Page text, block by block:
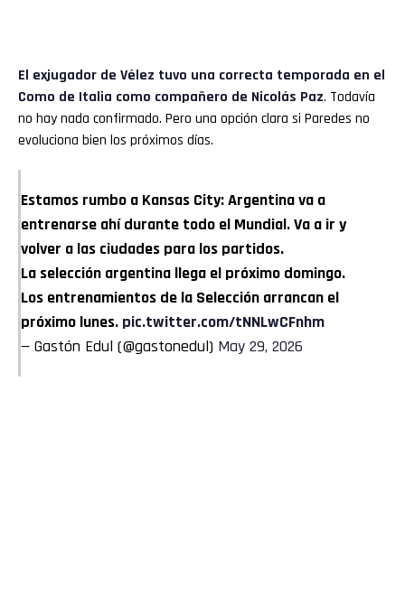
El exjugador de Vélez tuvo una correcta temporada en el
Como de Italia como compañero de Nicolás Paz. Todavía
no hay nada confirmado. Pero una opción clara si Paredes no
evoluciona bien los próximos días.
Estamos rumbo a Kansas City: Argentina va a
entrenarse ahí durante todo el Mundial. Va a ir y
volver a las ciudades para los partidos.
La selección argentina llega el próximo domingo.
Los entrenamientos de la Selección arrancan el
próximo lunes. pic.twitter.com/tNNLwCFnhm
— Gastón Edul (@gastonedul) May 29, 2026